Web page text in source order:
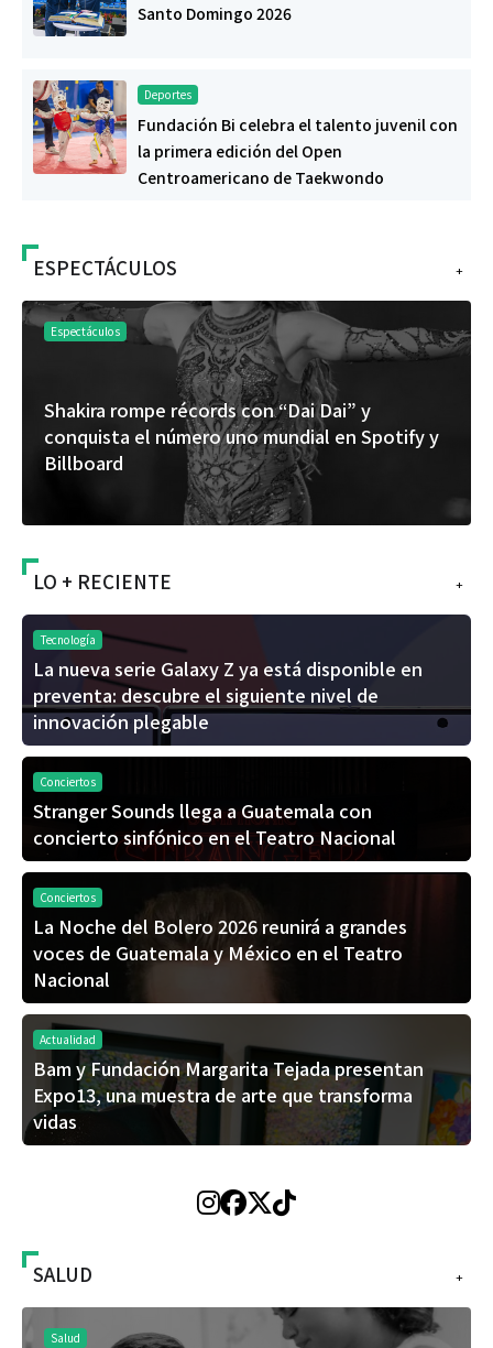
Santo Domingo 2026
Deportes
Fundación Bi celebra el talento juvenil con
la primera edición del Open
Centroamericano de Taekwondo
+
ESPECTÁCULOS
Espectáculos
Shakira rompe récords con “Dai Dai” y
conquista el número uno mundial en Spotify y
Billboard
+
LO + RECIENTE
Tecnología
La nueva serie Galaxy Z ya está disponible en
preventa: descubre el siguiente nivel de
innovación plegable
Conciertos
Stranger Sounds llega a Guatemala con
concierto sinfónico en el Teatro Nacional
Conciertos
La Noche del Bolero 2026 reunirá a grandes
voces de Guatemala y México en el Teatro
Nacional
Actualidad
Bam y Fundación Margarita Tejada presentan
Expo13, una muestra de arte que transforma
vidas
+
SALUD
Salud